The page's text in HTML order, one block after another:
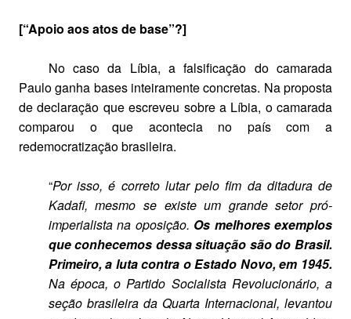
[“Apoio aos atos de base”?]
No caso da Líbia, a falsificação do camarada
Paulo ganha bases inteiramente concretas. Na proposta
de declaração que escreveu sobre a Líbia, o camarada
comparou o que acontecia no país com a
redemocratização brasileira.
“Por isso, é correto lutar pelo fim da ditadura de
Kadafi, mesmo se existe um grande setor pró-
imperialista na oposição. Os melhores exemplos
que conhecemos dessa situação são do Brasil.
Primeiro, a luta contra o Estado Novo, em 1945.
Na época, o Partido Socialista Revolucionário, a
seção brasileira da Quarta Internacional, levantou